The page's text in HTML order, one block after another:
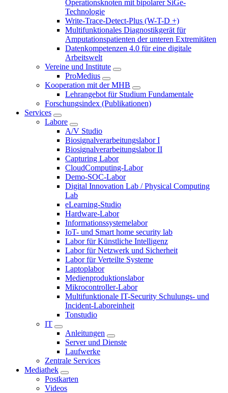
Operationsknoten mit bipolarer SiGe-
Technologie
Write-Trace-Detect-Plus (W-T-D +)
Multifunktionales Diagnostikgerät für
Amputationspatienten der unteren Extremitäten
Datenkompetenzen 4.0 für eine digitale
Arbeitswelt
Vereine und Institute
ProMedius
Kooperation mit der MHB
Lehrangebot für Studium Fundamentale
Forschungsindex (Publikationen)
Services
Labore
A/V Studio
Biosignalverarbeitungslabor I
Biosignalverarbeitungslabor II
Capturing Labor
CloudComputing-Labor
Demo-SOC-Labor
Digital Innovation Lab / Physical Computing
Lab
eLearning-Studio
Hardware-Labor
Informationssystemelabor
IoT- und Smart home security lab
Labor für Künstliche Intelligenz
Labor für Netzwerk und Sicherheit
Labor für Verteilte Systeme
Laptoplabor
Medienproduktionslabor
Mikrocontroller-Labor
Multifunktionale IT-Security Schulungs- und
Incident-Laboreinheit
Tonstudio
IT
Anleitungen
Server und Dienste
Laufwerke
Zentrale Services
Mediathek
Postkarten
Videos